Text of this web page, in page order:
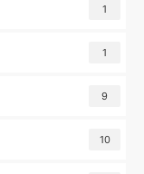
1
1
9
10